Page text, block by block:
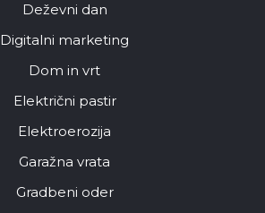
Deževni dan
Digitalni marketing
Dom in vrt
Električni pastir
Elektroerozija
Garažna vrata
Gradbeni oder